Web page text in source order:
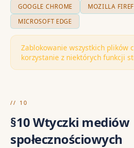
GOOGLE CHROME MOZILLA
MICROSOFT EDGE
Zablokowanie wszystkich plików
korzystanie z niektórych funkcji
// 10
§10 Wtyczki mediów
społecznościowych